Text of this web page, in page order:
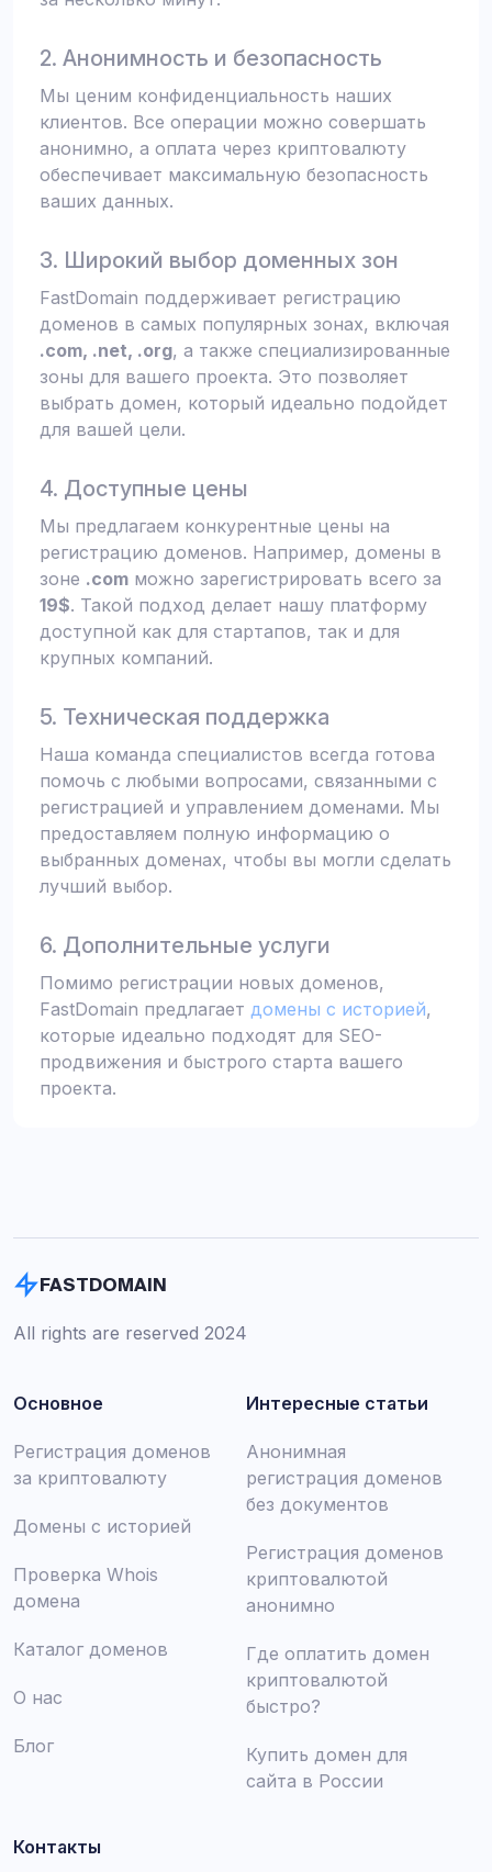
2. Анонимность и безопасность
Мы ценим конфиденциальность наших
клиентов. Все операции можно совершать
анонимно, а оплата через криптовалюту
обеспечивает максимальную безопасность
ваших данных.
3. Широкий выбор доменных зон
FastDomain поддерживает регистрацию
доменов в самых популярных зонах, включая
.com, .net, .org, а также специализированные
зоны для вашего проекта. Это позволяет
выбрать домен, который идеально подойдет
для вашей цели.
4. Доступные цены
Мы предлагаем конкурентные цены на
регистрацию доменов. Например, домены в
зоне .com можно зарегистрировать всего за
19$. Такой подход делает нашу платформу
доступной как для стартапов, так и для
крупных компаний.
5. Техническая поддержка
Наша команда специалистов всегда готова
помочь с любыми вопросами, связанными с
регистрацией и управлением доменами. Мы
предоставляем полную информацию о
выбранных доменах, чтобы вы могли сделать
лучший выбор.
6. Дополнительные услуги
Помимо регистрации новых доменов,
FastDomain предлагает домены с историей,
которые идеально подходят для SEO-
продвижения и быстрого старта вашего
проекта.
FASTDOMAIN
All rights are reserved 2024
Основное
Регистрация доменов
за криптовалюту
Домены с историей
Проверка Whois
домена
Каталог доменов
О нас
Блог
Интересные статьи
Анонимная
регистрация доменов
без документов
Регистрация доменов
криптовалютой
анонимно
Где оплатить домен
криптовалютой
быстро?
Купить домен для
сайта в России
Контакты